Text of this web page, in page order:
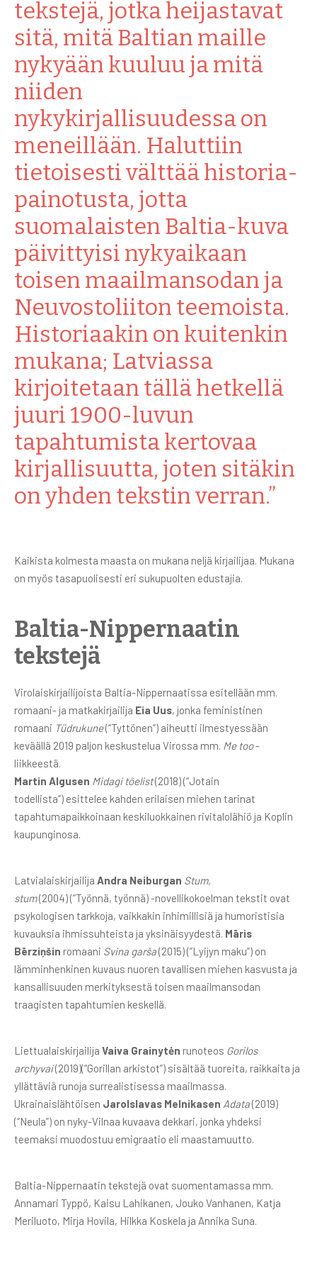
tekstejä, jotka heijastavat
sitä, mitä Baltian maille
nykyään kuuluu ja mitä
niiden
nykykirjallisuudessa on
meneillään. Haluttiin
tietoisesti välttää historia-
painotusta, jotta
suomalaisten Baltia-kuva
päivittyisi nykyaikaan
toisen maailmansodan ja
Neuvostoliiton teemoista.
Historiaakin on kuitenkin
mukana; Latviassa
kirjoitetaan tällä hetkellä
juuri 1900-luvun
tapahtumista kertovaa
kirjallisuutta, joten sitäkin
on yhden tekstin verran.”
Kaikista kolmesta maasta on mukana neljä kirjailijaa. Mukana
on myös tasapuolisesti eri sukupuolten edustajia.
Baltia-Nippernaatin
tekstejä
Virolaiskirjailijoista Baltia-Nippernaatissa esitellään mm.
romaani- ja matkakirjailija Eia Uus, jonka feministinen
romaani Tüdrukune(“Tyttönen”) aiheutti ilmestyessään
keväällä 2019 paljon keskustelua Virossa mm. Me too-
liikkeestä.
Martin Algusen Midagi tõelist(2018)(“Jotain
todellista”) esittelee kahden erilaisen miehen tarinat
tapahtumapaikkoinaan keskiluokkainen rivitalolähiö ja Koplin
kaupunginosa.
Latvialaiskirjailija Andra Neiburgan Stum,
stum(2004)(”Työnnä, työnnä) -novellikokoelman tekstit ovat
psykologisen tarkkoja, vaikkakin inhimillisiä ja humoristisia
kuvauksia ihmissuhteista ja yksinäisyydestä. Māris
Bērziņšin romaani Svina garša(2015) (“Lyijyn maku”) on
lämminhenkinen kuvaus nuoren tavallisen miehen kasvusta ja
kansallisuuden merkityksestä toisen maailmansodan
traagisten tapahtumien keskellä.
Liettualaiskirjailija Vaiva Grainytėn runoteos Gorilos
archyvai(2019)(“Gorillan arkistot”) sisältää tuoreita, raikkaita ja
yllättäviä runoja surrealistisessa maailmassa.
Ukrainaislähtöisen Jarolslavas Melnikasen Adata(2019)
(“Neula”) on nyky-Vilnaa kuvaava dekkari, jonka yhdeksi
teemaksi muodostuu emigraatio eli maastamuutto.
Baltia-Nippernaatin tekstejä ovat suomentamassa mm.
Annamari Typpö, Kaisu Lahikanen, Jouko Vanhanen, Katja
Meriluoto, Mirja Hovila, Hilkka Koskela ja Annika Suna.